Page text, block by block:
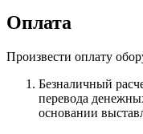
Оплата
Произвести оплату
Безналичный
перевода
основании